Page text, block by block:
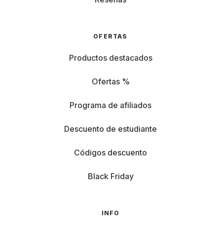
OFERTAS
Productos destacados
Ofertas %
Programa de afiliados
Descuento de estudiante
Códigos descuento
Black Friday
INFO